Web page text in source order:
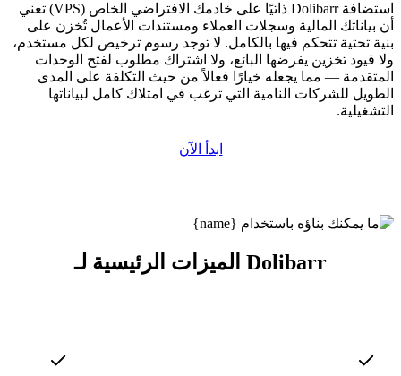
استضافة Dolibarr ذاتيًا على خادمك الافتراضي الخاص (VPS) تعني
أن بياناتك المالية وسجلات العملاء ومستندات الأعمال تُخزن على
بنية تحتية تتحكم فيها بالكامل. لا توجد رسوم ترخيص لكل مستخدم،
ولا قيود تخزين يفرضها البائع، ولا اشتراك مطلوب لفتح الوحدات
المتقدمة — مما يجعله خيارًا فعالاً من حيث التكلفة على المدى
الطويل للشركات النامية التي ترغب في امتلاك كامل لبياناتها
التشغيلية.
ابدأ الآن
الميزات الرئيسية لـ Dolibarr